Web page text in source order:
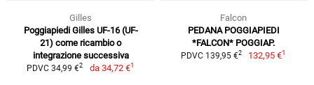
Gilles
Poggiapiedi Gilles UF-16 (UF-
21) come ricambio o
integrazione successiva
PDVC 34,99 €2 da 34,72 €1
Falcon
PEDANA POGGIAPIEDI
*FALCON* POGGIAP.
PDVC 139,95 €2 132,95 €1